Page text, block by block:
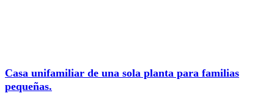
Casa unifamiliar de una sola planta para familias
pequeñas.